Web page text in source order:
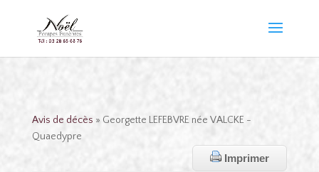
Avis de décès » Georgette LEFEBVRE née VALCKE -
Quaedypre
Imprimer